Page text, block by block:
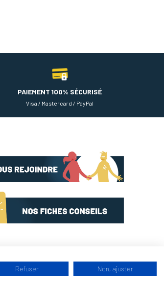
PAIEMENT 100% SÉCURISÉ
Visa / Mastercard / PayPal
Refuser Non, ajuster